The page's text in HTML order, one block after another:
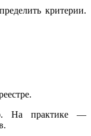
критерии.
На практике —